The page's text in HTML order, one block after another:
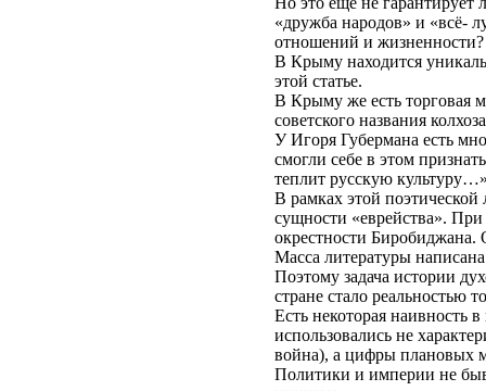
«дружба народов» и «всё-
отношений и жизненности?
В Крыму находится
этой статье.
В Крыму же есть торговая
советского названия
У Игоря Губермана есть
смогли себе в этом
теплит русскую
В рамках этой поэтической
сущности «еврейства».
окрестности Биробиджана.
Масса литературы
Поэтому задача истории
стране стало реальностью
Есть некоторая наивность
использовались не
война), а цифры плановых
Политики и империи не